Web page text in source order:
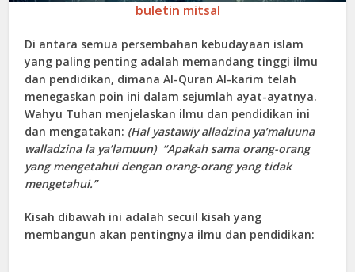
buletin mitsal
Di antara semua persembahan kebudayaan islam
yang paling penting adalah memandang tinggi ilmu
dan pendidikan, dimana Al-Quran Al-karim telah
menegaskan poin ini dalam sejumlah ayat-ayatnya.
Wahyu Tuhan menjelaskan ilmu dan pendidikan ini
dan mengatakan: (Hal yastawiy alladzina ya’maluuna
walladzina la ya’lamuun) “Apakah sama orang-orang
yang mengetahui dengan orang-orang yang tidak
mengetahui.”
Kisah dibawah ini adalah secuil kisah yang
membangun akan pentingnya ilmu dan pendidikan: